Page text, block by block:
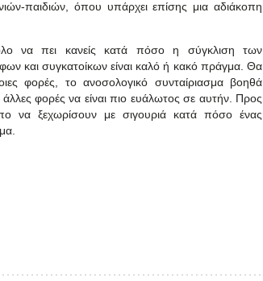
παιδιών, όπου υπάρχει επίσης μια αδιάκοπη
να πει κανείς κατά πόσο η σύγκλιση των
και συγκατοίκων είναι καλό ή κακό πράγμα. Θα
φορές, το ανοσολογικό συνταίριασμα βοηθά
φορές να είναι πιο ευάλωτος σε αυτήν. Προς
να ξεχωρίσουν με σιγουριά κατά πόσο ένας